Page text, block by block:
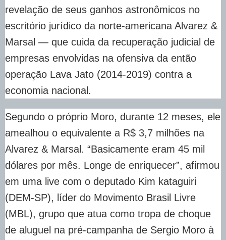
revelação de seus ganhos astronômicos no
escritório jurídico da norte-americana Alvarez &
Marsal — que cuida da recuperação judicial de
empresas envolvidas na ofensiva da então
operação Lava Jato (2014-2019) contra a
economia nacional.
Segundo o próprio Moro, durante 12 meses, ele
amealhou o equivalente a R$ 3,7 milhões na
Alvarez & Marsal. “Basicamente eram 45 mil
dólares por mês. Longe de enriquecer”, afirmou
em uma live com o deputado Kim kataguiri
(DEM-SP), líder do Movimento Brasil Livre
(MBL), grupo que atua como tropa de choque
de aluguel na pré-campanha de Sergio Moro à